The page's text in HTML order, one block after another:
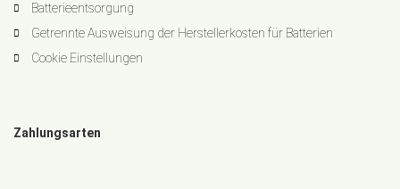
Batterieentsorgung
Getrennte Ausweisung der Herstellerkosten für Batterien
Cookie Einstellungen
Zahlungsarten